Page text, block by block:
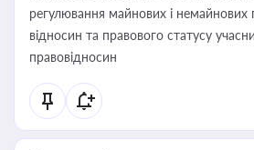
регулювання майнових і немайнових
відносин та правового статусу
правовідносин